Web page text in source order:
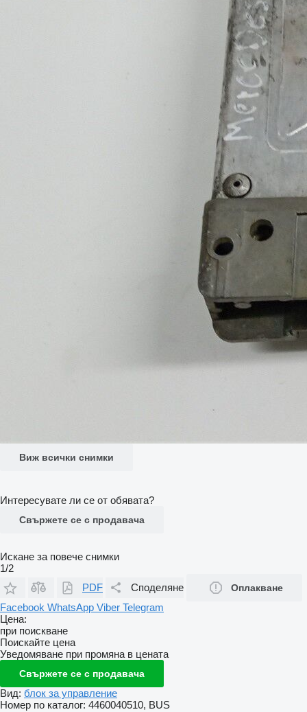
Виж всички снимки
Интересувате ли се от обявата?
Свържете се с продавача
Искане за повече снимки
1/2
PDF
Споделяне Оплакване
Facebook WhatsApp Viber Telegram
Цена:
при поискване
Поискайте цена
Уведомяване при промяна в цената
Свържете се с продавача
Вид: блок за управление
Номер по каталог: 4460040510, BUS